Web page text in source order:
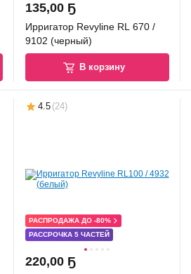
135,00 Ҕ
Ирригатор Revyline RL 670 /
9102 (черный)
В корзину
4.5 (24)
РАССРОЧКА 5 ЧАСТЕЙ
РАСПРОДАЖА ДО -80%
220,00 Ҕ